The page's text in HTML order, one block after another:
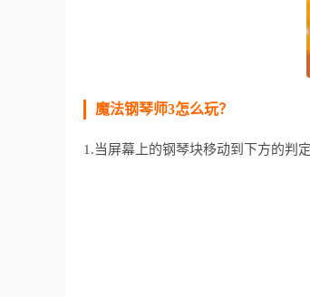
魔法钢琴师3怎么玩？
1.当屏幕上的钢琴块移动到下方的判